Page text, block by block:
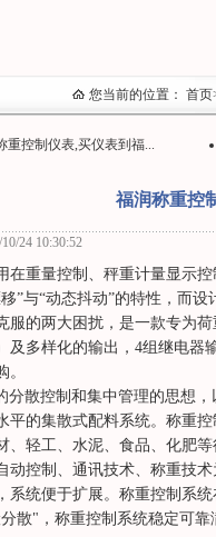
您当前的位置： 首页
重控制仪表,买仪表到福...
福润称重控
24 10:30:52
在重量控制、秤重计量显示
”与“动态抖动”的特性，而
服的两大困扰，是一款专为
及多样化的输出，4组继电器
分散控制和集中管理的思想
平的集散式配料系统。称重
、轻工、水泥、食品、化肥
动控制、通讯技术、称重技
系统便于扩展。称重控制系
散"，称重控制系统稳定可靠